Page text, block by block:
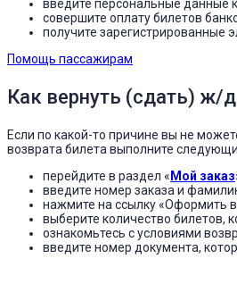
введите персональные данные
совершите оплату билетов
получите зарегистрированные
Помощь пассажирам
Как вернуть (сдать) ж/д
Если по какой-то причине вы не
возврата билета выполните
перейдите в раздел « Мой заказ
введите номер заказа и
нажмите на ссылку «Оформить
выберите количество билетов,
ознакомьтесь с условиями
введите номер документа,